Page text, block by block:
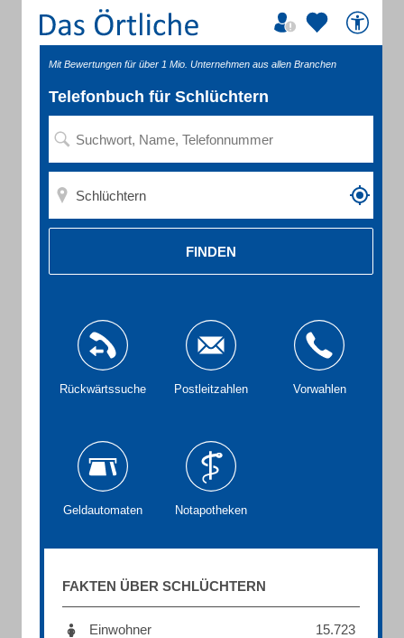
Mit Bewertungen für über 1 Mio. Unternehmen aus allen Branchen
Telefonbuch für Schlüchtern
FINDEN
Rückwärtssuche Postleitzahlen Vorwahlen
Geldautomaten Notapotheken
FAKTEN ÜBER SCHLÜCHTERN
Einwohner
15.723